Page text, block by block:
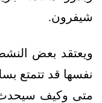
شيفرون.
ويعتقد بعض
نفسها قد تتمتع
متى وكيف سيحدث